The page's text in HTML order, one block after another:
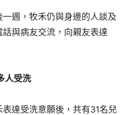
一週，牧禾仍與身邊的人談及
話與病友交流，向親友表達
人受洗
達受洗意願後，共有31名兒